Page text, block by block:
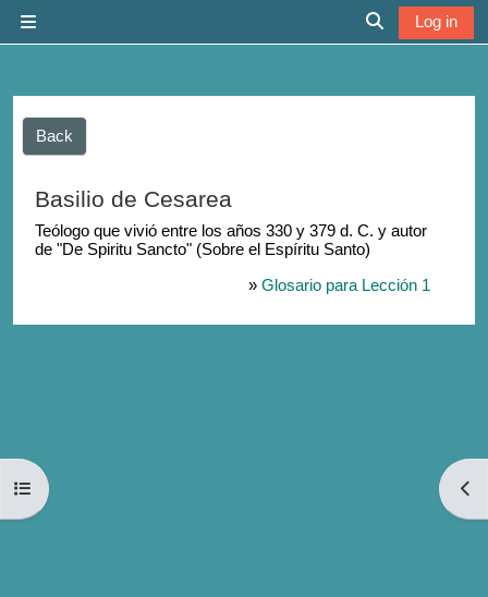
Toggle search
Log in
Open course index
Back
Basilio de Cesarea
Teólogo que vivió entre los años 330 y 379 d. C. y autor
de "De Spiritu Sancto" (Sobre el Espíritu Santo)
» Glosario para Lección 1